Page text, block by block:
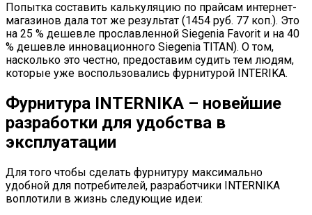
Попытка составить калькуляцию по прайсам интернет-
магазинов дала тот же результат (1454 руб. 77 коп.). Это
на 25 % дешевле прославленной Siegenia Favorit и на 40
% дешевле инновационного Siegenia TITAN). О том,
насколько это честно, предоставим судить тем людям,
которые уже воспользовались фурнитурой INTERIKA.
Фурнитура INTERNIKA – новейшие
разработки для удобства в
эксплуатации
Для того чтобы сделать фурнитуру максимально
удобной для потребителей, разработчики INTERNIKA
воплотили в жизнь следующие идеи: